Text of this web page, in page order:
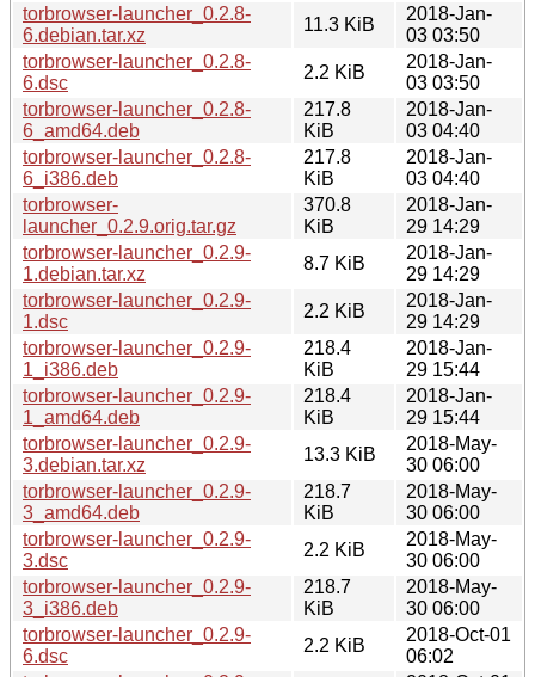
torbrowser-launcher_0.2.8-
6.debian.tar.xz
11.3 KiB
2018-Jan-
03 03:50
torbrowser-launcher_0.2.8-
6.dsc
2.2 KiB
2018-Jan-
03 03:50
torbrowser-launcher_0.2.8-
6_amd64.deb
217.8
KiB
2018-Jan-
03 04:40
torbrowser-launcher_0.2.8-
6_i386.deb
217.8
KiB
2018-Jan-
03 04:40
torbrowser-
launcher_0.2.9.orig.tar.gz
370.8
KiB
2018-Jan-
29 14:29
torbrowser-launcher_0.2.9-
1.debian.tar.xz
8.7 KiB
2018-Jan-
29 14:29
torbrowser-launcher_0.2.9-
1.dsc
2.2 KiB
2018-Jan-
29 14:29
torbrowser-launcher_0.2.9-
1_i386.deb
218.4
KiB
2018-Jan-
29 15:44
torbrowser-launcher_0.2.9-
1_amd64.deb
218.4
KiB
2018-Jan-
29 15:44
torbrowser-launcher_0.2.9-
3.debian.tar.xz
13.3 KiB
2018-May-
30 06:00
torbrowser-launcher_0.2.9-
3_amd64.deb
218.7
KiB
2018-May-
30 06:00
torbrowser-launcher_0.2.9-
3.dsc
2.2 KiB
2018-May-
30 06:00
torbrowser-launcher_0.2.9-
3_i386.deb
218.7
KiB
2018-May-
30 06:00
torbrowser-launcher_0.2.9-
6.dsc
2.2 KiB
2018-Oct-01
06:02